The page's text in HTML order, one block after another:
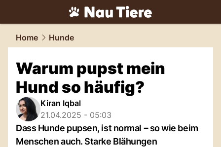
tiere.NAU.ch
Home Hunde
Warum pupst mein
Hund so häufig?
Kiran Iqbal
21.04.2025 - 05:03
Dass Hunde pupsen, ist normal ‒ so wie beim
Menschen auch. Starke Blähungen